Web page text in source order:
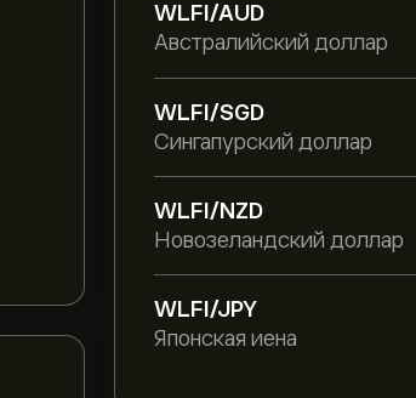
WLFI/AUD
Австралийский доллар
WLFI/SGD
Сингапурский доллар
WLFI/NZD
Новозеландский доллар
WLFI/JPY
Японская иена